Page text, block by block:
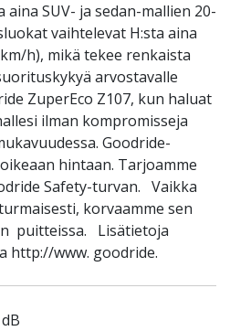
SUV- ja sedan-mallien 20-
vaihtelevat H:sta aina
h), mikä tekee renkaista
arvostavalle
ZuperEco Z107, kun haluat
ilman kompromisseja
Goodride-
hintaan. Tarjoamme
Safety-turvan. Vaikka
korvaamme sen
puitteissa. Lisätietoja
http://www. goodride.